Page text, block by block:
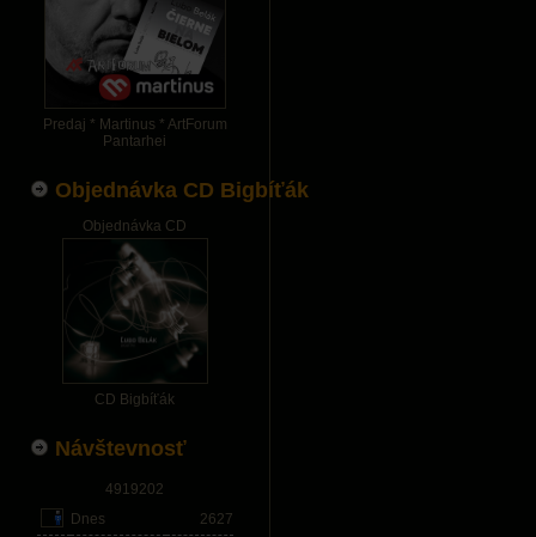
Predaj * Martinus * ArtForum
Pantarhei
Objednávka CD Bigbíťák
Objednávka CD
CD Bigbíťák
Návštevnosť
4919202
Dnes
2627